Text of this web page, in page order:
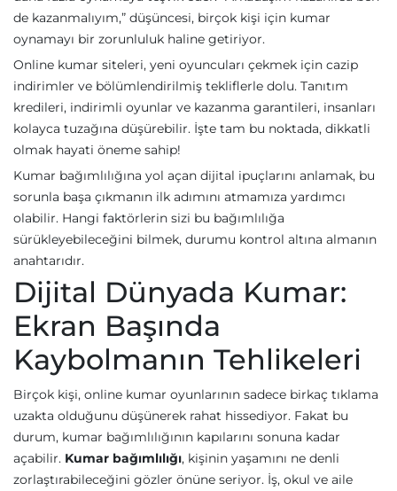
de kazanmalıyım,” düşüncesi, birçok kişi için kumar
oynamayı bir zorunluluk haline getiriyor.
Online kumar siteleri, yeni oyuncuları çekmek için cazip
indirimler ve bölümlendirilmiş tekliflerle dolu. Tanıtım
kredileri, indirimli oyunlar ve kazanma garantileri, insanları
kolayca tuzağına düşürebilir. İşte tam bu noktada, dikkatli
olmak hayati öneme sahip!
Kumar bağımlılığına yol açan dijital ipuçlarını anlamak, bu
sorunla başa çıkmanın ilk adımını atmamıza yardımcı
olabilir. Hangi faktörlerin sizi bu bağımlılığa
sürükleyebileceğini bilmek, durumu kontrol altına almanın
anahtarıdır.
Dijital Dünyada Kumar:
Ekran Başında
Kaybolmanın Tehlikeleri
Birçok kişi, online kumar oyunlarının sadece birkaç tıklama
uzakta olduğunu düşünerek rahat hissediyor. Fakat bu
durum, kumar bağımlılığının kapılarını sonuna kadar
açabilir. Kumar bağımlılığı, kişinin yaşamını ne denli
zorlaştırabileceğini gözler önüne seriyor. İş, okul ve aile